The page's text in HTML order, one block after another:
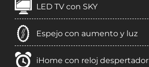
LED TV con SKY
Espejo con aumento y luz
iHome con reloj despertador